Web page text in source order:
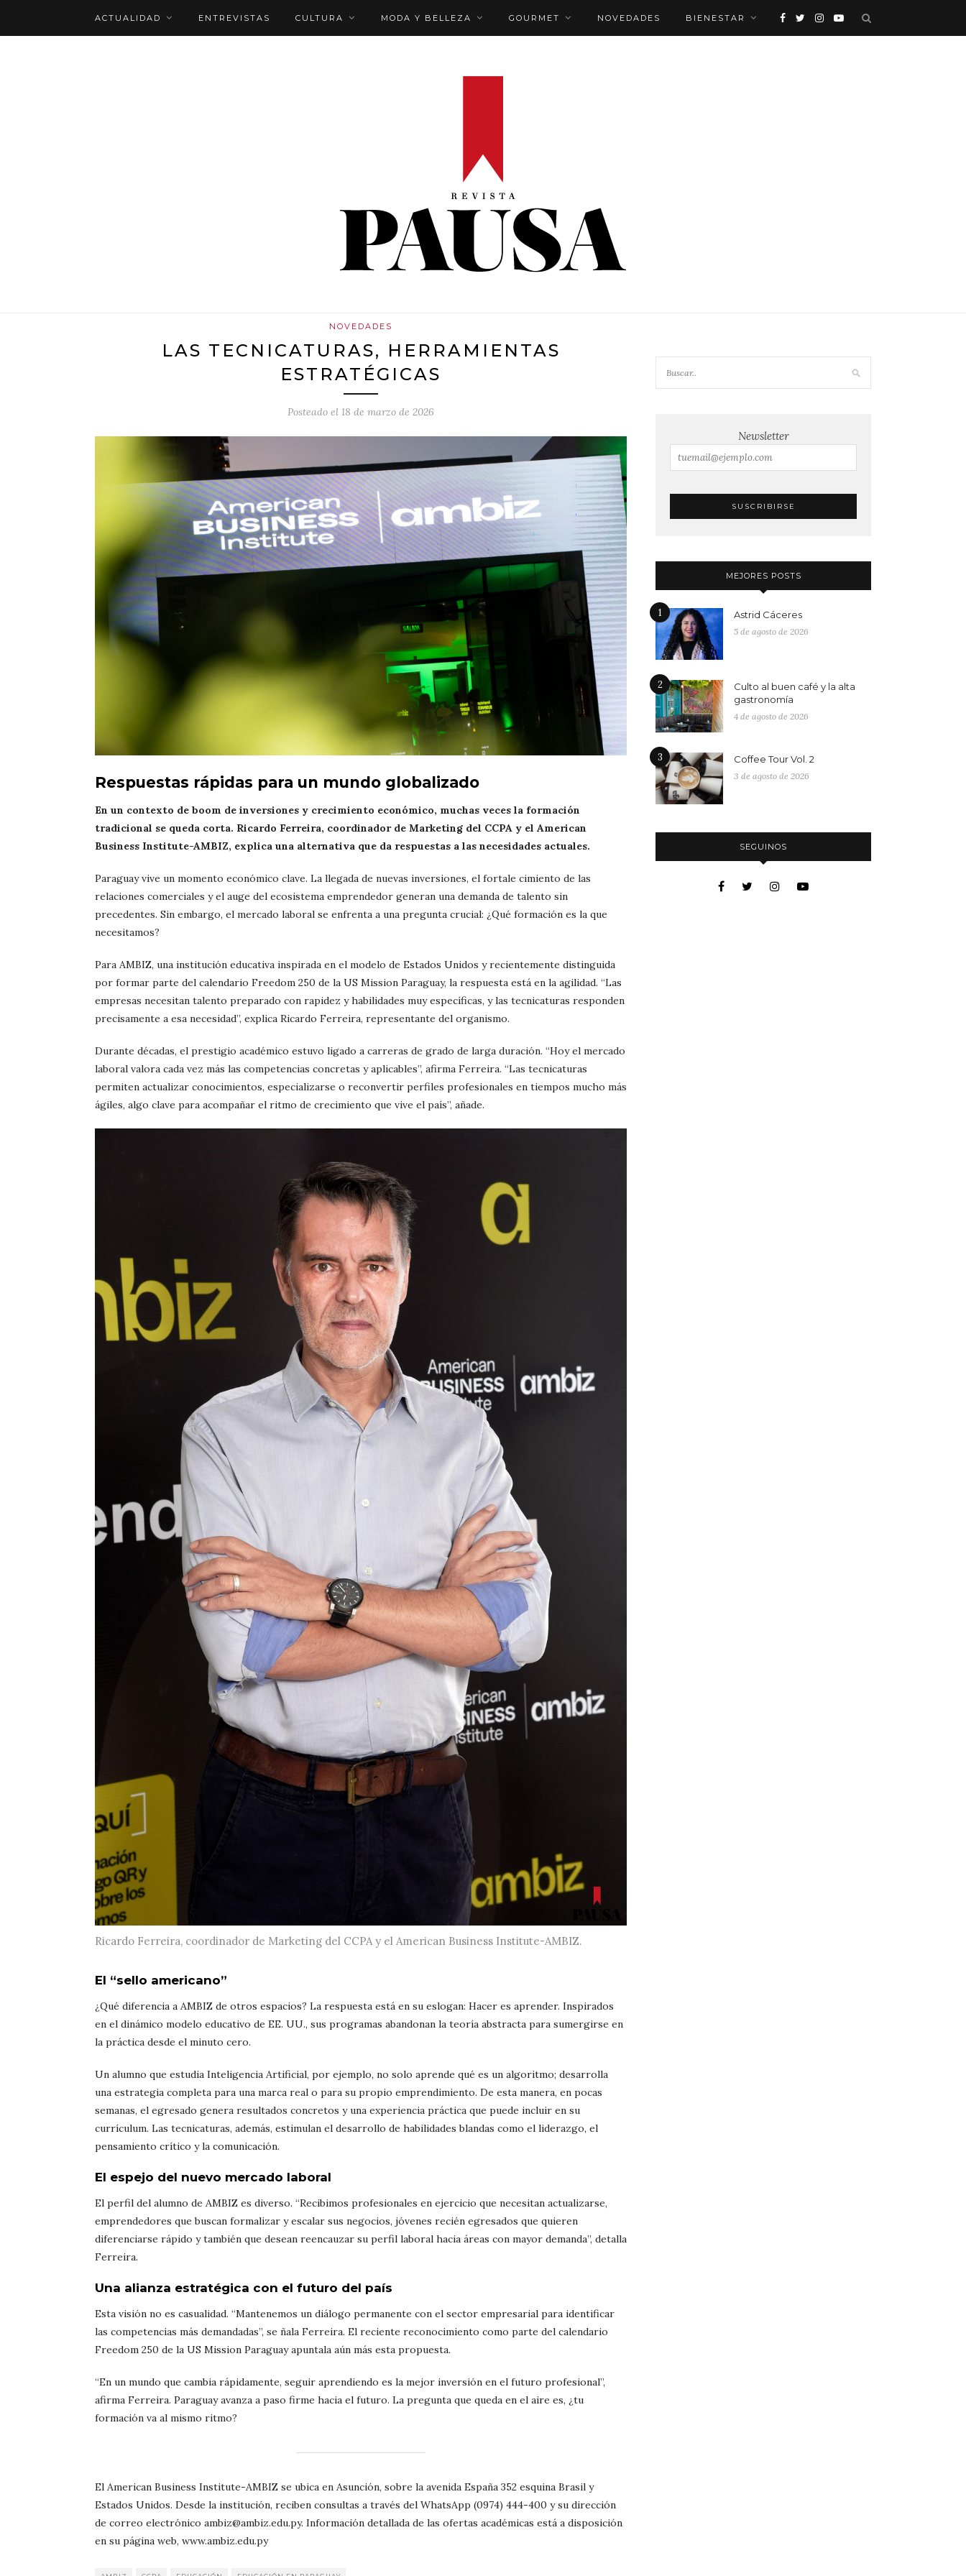
ACTUALIDAD ENTREVISTAS CULTURA MODA Y BELLEZA GOURMET NOVEDADES BIENESTAR
NOVEDADES
LAS TECNICATURAS, HERRAMIENTAS
ESTRATÉGICAS
Posteado el 18 de marzo de 2026
Respuestas rápidas para un mundo globalizado
En un contexto de boom de inversiones y crecimiento económico, muchas veces la formación
tradicional se queda corta. Ricardo Ferreira, coordinador de Marketing del CCPA y el American
Business Institute-AMBIZ, explica una alternativa que da respuestas a las necesidades actuales.
Paraguay vive un momento económico clave. La llegada de nuevas inversiones, el fortale cimiento de las
relaciones comerciales y el auge del ecosistema emprendedor generan una demanda de talento sin
precedentes. Sin embargo, el mercado laboral se enfrenta a una pregunta crucial: ¿Qué formación es la que
necesitamos?
Para AMBIZ, una institución educativa inspirada en el modelo de Estados Unidos y recientemente distinguida
por formar parte del calendario Freedom 250 de la US Mission Paraguay, la respuesta está en la agilidad. “Las
empresas necesitan talento preparado con rapidez y habilidades muy específicas, y las tecnicaturas responden
precisamente a esa necesidad”, explica Ricardo Ferreira, representante del organismo.
Durante décadas, el prestigio académico estuvo ligado a carreras de grado de larga duración. “Hoy el mercado
laboral valora cada vez más las competencias concretas y aplicables”, afirma Ferreira. “Las tecnicaturas
permiten actualizar conocimientos, especializarse o reconvertir perfiles profesionales en tiempos mucho más
ágiles, algo clave para acompañar el ritmo de crecimiento que vive el país”, añade.
Ricardo Ferreira, coordinador de Marketing del CCPA y el American Business Institute-AMBIZ.
El “sello americano”
¿Qué diferencia a AMBIZ de otros espacios? La respuesta está en su eslogan: Hacer es aprender. Inspirados
en el dinámico modelo educativo de EE. UU., sus programas abandonan la teoría abstracta para sumergirse en
la práctica desde el minuto cero.
Un alumno que estudia Inteligencia Artificial, por ejemplo, no solo aprende qué es un algoritmo; desarrolla
una estrategia completa para una marca real o para su propio emprendimiento. De esta manera, en pocas
semanas, el egresado genera resultados concretos y una experiencia práctica que puede incluir en su
currículum. Las tecnicaturas, además, estimulan el desarrollo de habilidades blandas como el liderazgo, el
pensamiento crítico y la comunicación.
El espejo del nuevo mercado laboral
El perfil del alumno de AMBIZ es diverso. “Recibimos profesionales en ejercicio que necesitan actualizarse,
emprendedores que buscan formalizar y escalar sus negocios, jóvenes recién egresados que quieren
diferenciarse rápido y también que desean reencauzar su perfil laboral hacia áreas con mayor demanda”, detalla
Ferreira.
Una alianza estratégica con el futuro del país
Esta visión no es casualidad. “Mantenemos un diálogo permanente con el sector empresarial para identificar
las competencias más demandadas”, se ñala Ferreira. El reciente reconocimiento como parte del calendario
Freedom 250 de la US Mission Paraguay apuntala aún más esta propuesta.
“En un mundo que cambia rápidamente, seguir aprendiendo es la mejor inversión en el futuro profesional”,
afirma Ferreira. Paraguay avanza a paso firme hacia el futuro. La pregunta que queda en el aire es, ¿tu
formación va al mismo ritmo?
El American Business Institute-AMBIZ se ubica en Asunción, sobre la avenida España 352 esquina Brasil y
Estados Unidos. Desde la institución, reciben consultas a través del WhatsApp (0974) 444-400 y su dirección
de correo electrónico ambiz@ambiz.edu.py. Información detallada de las ofertas académicas está a disposición
en su página web, www.ambiz.edu.py
Newsletter
MEJORES POSTS
1 Astrid Cáceres
5 de agosto de 2026
2
Culto al buen café y la alta
gastronomía
4 de agosto de 2026
3 Coffee Tour Vol. 2
3 de agosto de 2026
SEGUINOS